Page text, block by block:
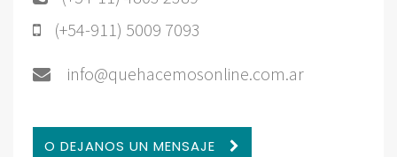
(+54-911) 5009 7093
info@quehacemosonline.com.ar
O DEJANOS UN MENSAJE